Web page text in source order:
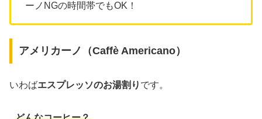
ーノNGの時間帯でもOK！
アメリカーノ（Caffè Americano）
いわばエスプレッソのお湯割り です。